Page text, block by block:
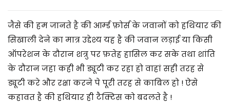
जैसे की हम जानते है की आर्म्ड फ़ोर्स के जवानों को हथियार की
सिखाली देने का मात्र उद्देश्य यह है की जवान लड़ाई या किसी
ऑपरेशन के दौरान शत्रु पर फ़तेह हासिल कर सके तथा शांति
के दौरान जहा कही भी ड्यूटी कर रहा हो वाहां सही तरह से
ड्यूटी करे और रक्षा करने पे पूरी तरह से काबिल हो ! ऐसे
कहावत है की हथियार ही टैक्टिस को बदलते है !